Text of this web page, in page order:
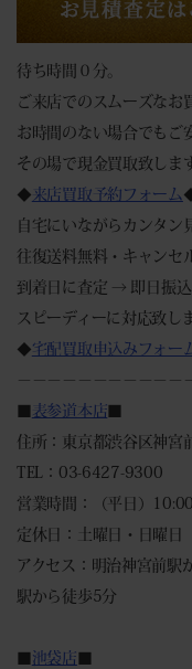
待ち時間０分。
ご来店でのスムーズなお
お時間のない場合でもご
その場で現金買取致しま
◆ 来店買取予約フォーム
自宅にいながらカンタン
往復送料無料・キャンセ
到着日に査定 → 即日振込
スピーディーに対応致し
◆宅配買取申込みフォー
－－－－－－－－－－－
■ 表参道本店■
住所：東京都渋谷区神宮
TEL：03-6427-9300
営業時間：（平日）
定休日：土曜日・日曜日
アクセス：明治神宮前駅
駅から徒歩5分
■池袋店■